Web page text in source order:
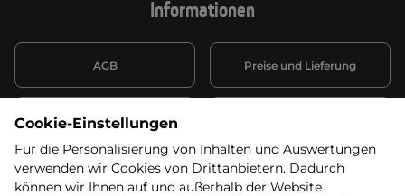
Informationen
AGB Preise und Lieferung
Datenschutzerklärung
Wiederufsbelehrung mit Link
zum Formular
Batterieentsorgung
Cookie-Einstellungen
Für die Personalisierung von Inhalten und Auswertungen
verwenden wir Cookies von Drittanbietern. Dadurch
können wir Ihnen auf und außerhalb der Website